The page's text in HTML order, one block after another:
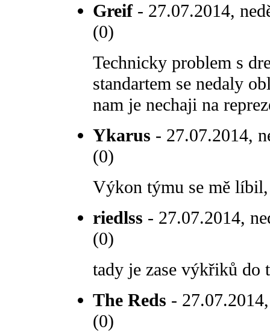
Greif- 27.07.2014,
(0)
Technicky problem s
standartem se nedaly
nam je nechaji na
Ykarus - 27.07.2014,
(0)
Výkon týmu se mě líbil,
riedlss - 27.07.2014,
(0)
tady je zase výkřiků do
The Reds -
(0)